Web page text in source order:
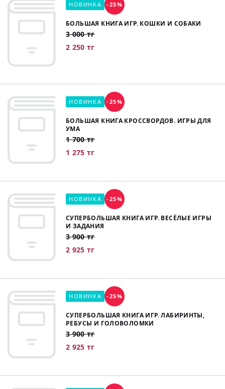
НОВИНКА -25%
БОЛЬШАЯ КНИГА ИГР. КОШКИ И СОБАКИ
3 000 тг
2 250 тг
НОВИНКА -25%
БОЛЬШАЯ КНИГА КРОССВОРДОВ. ИГРЫ ДЛЯ
УМА
1 700 тг
1 275 тг
НОВИНКА -25%
СУПЕРБОЛЬШАЯ КНИГА ИГР. ВЕСЁЛЫЕ ИГРЫ
И ЗАДАНИЯ
3 900 тг
2 925 тг
НОВИНКА -25%
СУПЕРБОЛЬШАЯ КНИГА ИГР. ЛАБИРИНТЫ,
РЕБУСЫ И ГОЛОВОЛОМКИ
3 900 тг
2 925 тг